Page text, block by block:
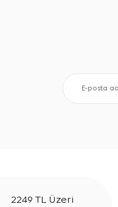
2249 TL Üzeri